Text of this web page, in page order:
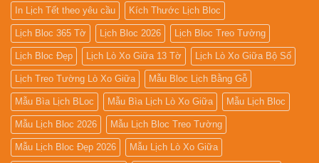
In Lịch Tết theo yêu cầu Kích Thước Lịch Bloc
Lịch Bloc 365 Tờ Lịch Bloc 2026 Lịch Bloc Treo Tường
Lịch Bloc Đẹp Lịch Lò Xo Giữa 13 Tờ Lịch Lò Xo Giữa Bộ Số
Lịch Treo Tường Lò Xo Giữa Mẫu Bloc Lịch Bằng Gỗ
Mẫu Bìa Lịch BLoc Mẫu Bìa Lịch Lò Xo Giữa Mẫu Lịch Bloc
Mẫu Lịch Bloc 2026 Mẫu Lịch Bloc Treo Tường
Mẫu Lịch Bloc Đẹp 2026 Mẫu Lịch Lò Xo Giữa